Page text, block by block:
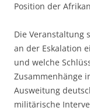
Position der
Die Veranstaltung
an der Eskalation
und welche
Zusammenhänge
Ausweitung
militärische